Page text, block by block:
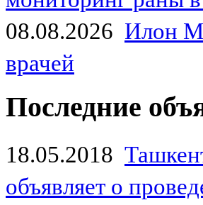
08.08.2026 Илон
врачей
Последние
18.05.2018
объявляет о